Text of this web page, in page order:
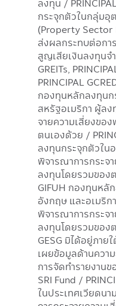
ลงทุน /
กระจุกตัวในกลุ่มอุ
(Property
ส่งผลกระทบต่อกา
สูญเสียเงินลงทุนจํ
GREITs,
PRINCIPAL
กองทุนหลักลงทุนก
สหรัฐอเมริกา ผู้ล
จายความเสี่ยงขอ
ตนเองด้วย /
ลงทุนกระจุกตัวใน
พิจารณาการกระจ
ลงทุนโดยรวมของ
GIFUH กองทุนหลั
อังกฤษ และอเมริ
พิจารณาการกระจ
ลงทุนโดยรวมของ
GESG มิได้อยู่ภาย
เผยข้อมูลด้านควา
การจัดทำรายงาน
SRI Fund /
ในประเทศเวียดน